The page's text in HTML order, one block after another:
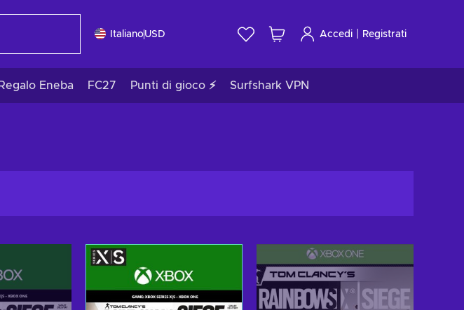
ItalianoUSD Accedi Registrati
Eneba FC27 Punti di gioco ⚡ Surfshark VPN